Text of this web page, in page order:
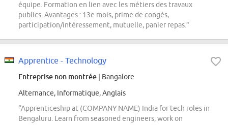
équipe. Formation en lien avec les métiers des travaux
publics. Avantages : 13e mois, prime de congés,
participation/intéressement, mutuelle, panier repas.”
Apprentice - Technology
Entreprise non montrée | Bangalore
Alternance, Informatique, Anglais
“Apprenticeship at (COMPANY NAME) India for tech roles in
Bengaluru. Learn from seasoned engineers, work on